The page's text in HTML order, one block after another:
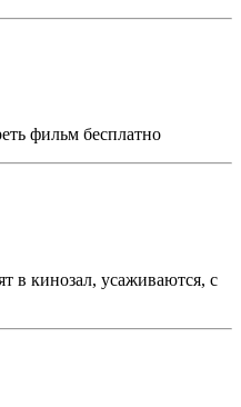
фильм бесплатно
в кинозал, усаживаются, с